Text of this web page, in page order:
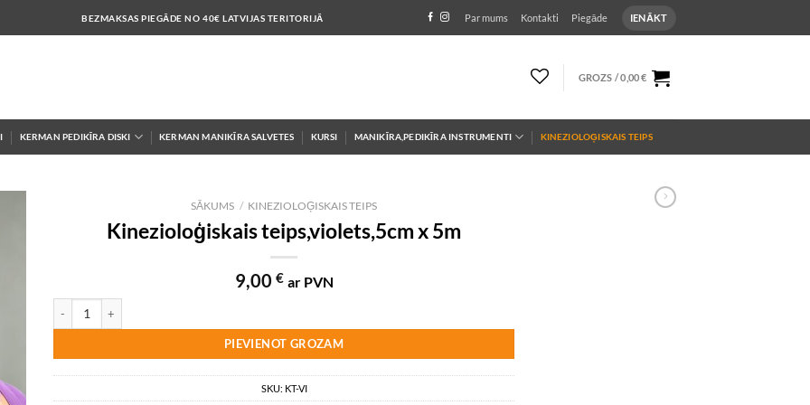
BEZMAKSAS PIEGĀDE NO 40€ LATVIJAS TERITORIJĀ Par mums Kontakti Piegāde IENĀKT
GROZS /0,00€
KERMAN PEDIKĪRA DISKI KERMAN MANIKĪRA SALVETES KURSI MANIKĪRA,PEDIKĪRA INSTRUMENTI KINEZIOLOĢISKAIS TEIPS
SĀKUMS / KINEZIOLOĢISKAIS TEIPS
Kinezioloģiskais teips,violets,5cm x 5m
9,00 € ar PVN
Kinezioloģiskais teips,violets,5cm x 5m daudzums
PIEVIENOT GROZAM
SKU: KT-VI